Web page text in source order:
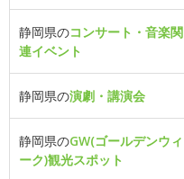
静岡県のコンサート・音楽関
連イベント
静岡県の演劇・講演会
静岡県のGW(ゴールデンウィ
ーク)観光スポット